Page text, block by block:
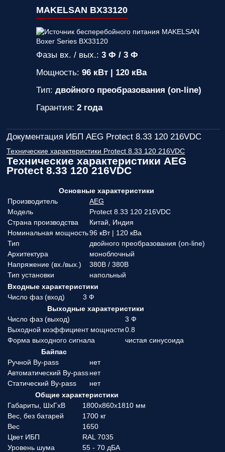
MAKELSAN BX33120
Фазы вх. / вых.: 3 Ф / 3 Ф
Мощность: 96 кВт | 120 кВа
Тип: двойного преобразования (on-line)
Гарантия: 2 года
Документация ИБП AEG Protect 8.33 120 216VDC
Технические характеристики Protect 8.33 120 216VDC
Технические характеристики AEG
Protect 8.33 120 216VDC
Основные характеристики
Производитель
AEG
Модель
Protect 8.33 120 216VDC
Страна производства
Китай, Индия
Номинальная мощность96 кВт | 120 кВа
Тип
двойного преобразования (on-line)
Архитектура
моноблочный
Напряжение (вx./вых.)
380В / 380В
Тип установки
напольный
Входные характеристики
Число фаз (вход)
3 Ф
Выходные характеристики
Число фаз (выход)
3 Ф
Выходной коэффициент мощности0.8
Форма выходного сигнала
чистая синусоида
Байпас
Ручной By-pass
нет
Автоматический By-passнет
Статический By-pass
нет
Общие характеристики
Габариты, ШхГхВ
1800х860х1810 мм
Вес, без батарей
1700 кг
Вес
1650
Цвет ИБП
RAL 7035
Уровень шума
55 - 70 дБА